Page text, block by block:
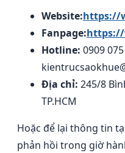
Website:https://
Fanpage:https://
Hotline: 0909 075
Địa chỉ: 245/8
TP.HCM
Hoặc để lại thông tin
phản hồi trong giờ